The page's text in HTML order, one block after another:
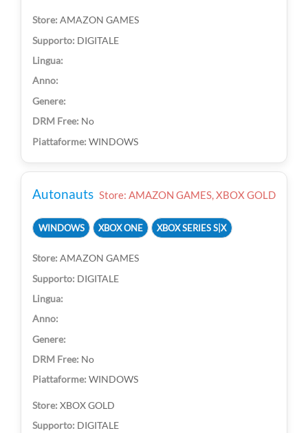
AMAZON GAMES
DIGITALE
No
WINDOWS
Autonauts Store: AMAZON GAMES, XBOX GOLD
WINDOWS XBOX ONE XBOX SERIES S|X
AMAZON GAMES
DIGITALE
No
WINDOWS
XBOX GOLD
DIGITALE